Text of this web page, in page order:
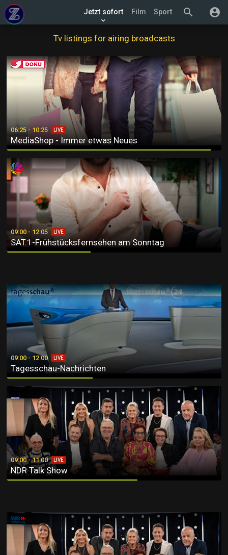
search account_circle
Jetzt sofort
keyboard_arrow_down
Film Sport
Tv listings for airing broadcasts
06:25 - 10:25 LIVE
MediaShop - Immer etwas Neues
MediaShop - Immer etwas Neues
09:00 - 12:05 LIVE
SAT.1-Frühstücksfernsehen am Sonntag
SAT.1-Frühstücksfernsehen am Sonntag
09:00 - 12:00 LIVE
Tagesschau-Nachrichten
Tagesschau-Nachrichten
09:00 - 11:00 LIVE
NDR Talk Show
NDR Talk Show
NDR Talk Show